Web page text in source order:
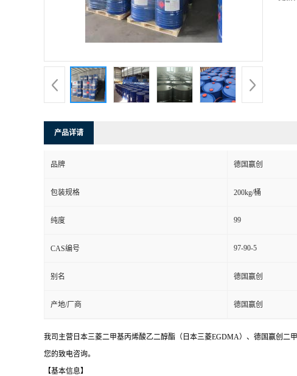
产品详请
品牌 德国赢创
包装规格 200kg/桶
纯度 99
CAS编号 97-90-5
别名 德国赢创
产地/厂商 德国赢创
我司主营日本三菱二甲基丙烯酸乙二醇酯（日本三菱EGDMA）、德国赢创二
您的致电咨询。
【基本信息】